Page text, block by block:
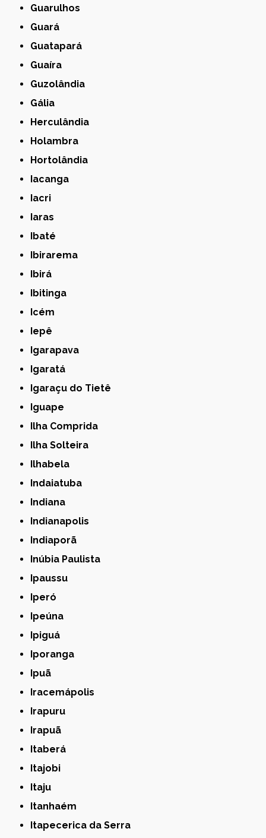
Guarulhos
Guará
Guatapará
Guaíra
Guzolândia
Gália
Herculândia
Holambra
Hortolândia
Iacanga
Iacri
Iaras
Ibaté
Ibirarema
Ibirá
Ibitinga
Icém
Iepê
Igarapava
Igaratá
Igaraçu do Tietê
Iguape
Ilha Comprida
Ilha Solteira
Ilhabela
Indaiatuba
Indiana
Indianapolis
Indiaporã
Inúbia Paulista
Ipaussu
Iperó
Ipeúna
Ipiguá
Iporanga
Ipuã
Iracemápolis
Irapuru
Irapuã
Itaberá
Itajobi
Itaju
Itanhaém
Itapecerica da Serra